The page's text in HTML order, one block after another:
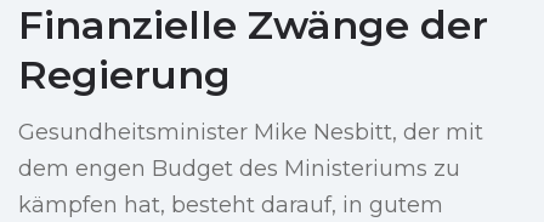
Finanzielle Zwänge der
Regierung
Gesundheitsminister Mike Nesbitt, der mit
dem engen Budget des Ministeriums zu
kämpfen hat, besteht darauf, in gutem